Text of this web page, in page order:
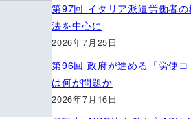
第97回 イタリア派遣労働者
法を中心に
2026年7月25日
第96回 政府が進める「労使コ
は何が問題か
2026年7月16日